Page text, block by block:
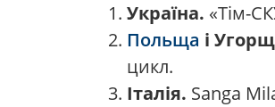
Україна. «Тім-
Польща і
цикл.
Італія. Sanga